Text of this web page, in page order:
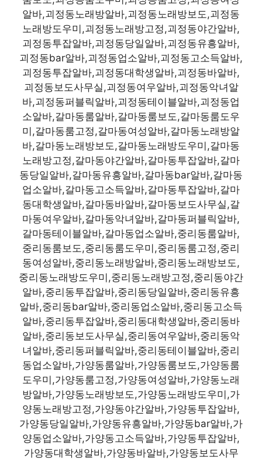
알바,괴정동노래방알바,괴정동노래방보도,괴정동
노래방도우미,괴정동노래방고정,괴정동야간알바,
괴정동투잡알바,괴정동당일알바,괴정동유흥알바,
괴정동bar알바,괴정동업소알바,괴정동고소득알바,
괴정동투잡알바,괴정동대학생알바,괴정동바알바,
괴정동보도사무실,괴정동여우알바,괴정동악녀알
바,괴정동퍼블릭알바,괴정동테이블알바,괴정동업
소알바,갈마동룸알바,갈마동룸보도,갈마동룸도우
미,갈마동룸고정,갈마동여성알바,갈마동노래방알
바,갈마동노래방보도,갈마동노래방도우미,갈마동
노래방고정,갈마동야간알바,갈마동투잡알바,갈마
동당일알바,갈마동유흥알바,갈마동bar알바,갈마동
업소알바,갈마동고소득알바,갈마동투잡알바,갈마
동대학생알바,갈마동바알바,갈마동보도사무실,갈
마동여우알바,갈마동악녀알바,갈마동퍼블릭알바,
갈마동테이블알바,갈마동업소알바,중리동룸알바,
중리동룸보도,중리동룸도우미,중리동룸고정,중리
동여성알바,중리동노래방알바,중리동노래방보도,
중리동노래방도우미,중리동노래방고정,중리동야간
알바,중리동투잡알바,중리동당일알바,중리동유흥
알바,중리동bar알바,중리동업소알바,중리동고소득
알바,중리동투잡알바,중리동대학생알바,중리동바
알바,중리동보도사무실,중리동여우알바,중리동악
녀알바,중리동퍼블릭알바,중리동테이블알바,중리
동업소알바,가양동룸알바,가양동룸보도,가양동룸
도우미,가양동룸고정,가양동여성알바,가양동노래
방알바,가양동노래방보도,가양동노래방도우미,가
양동노래방고정,가양동야간알바,가양동투잡알바,
가양동당일알바,가양동유흥알바,가양동bar알바,가
양동업소알바,가양동고소득알바,가양동투잡알바,
가양동대학생알바,가양동바알바,가양동보도사무